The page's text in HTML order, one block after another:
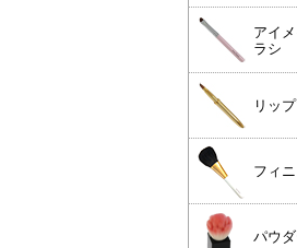
アイ
ラシ
リッ
フィ
パウ